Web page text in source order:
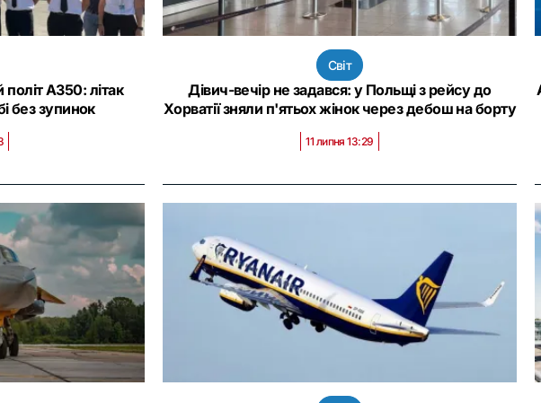
A350: літак
без зупинок
Світ
Дівич-вечір не задався: у Польщі з рейсу до
Хорватії зняли п'ятьох жінок через дебош на борту
11 липня 13:29